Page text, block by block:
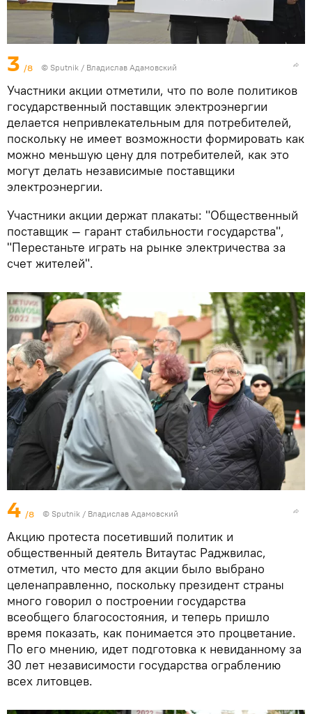
3 /8 © Sputnik / Владислав Адамовский
Участники акции отметили, что по воле политиков
государственный поставщик электроэнергии
делается непривлекательным для потребителей,
поскольку не имеет возможности формировать как
можно меньшую цену для потребителей, как это
могут делать независимые поставщики
электроэнергии.
Участники акции держат плакаты: "Общественный
поставщик — гарант стабильности государства",
"Перестаньте играть на рынке электричества за
счет жителей".
4 /8 © Sputnik / Владислав Адамовский
Акцию протеста посетивший политик и
общественный деятель Витаутас Раджвилас,
отметил, что место для акции было выбрано
целенаправленно, поскольку президент страны
много говорил о построении государства
всеобщего благосостояния, и теперь пришло
время показать, как понимается это процветание.
По его мнению, идет подготовка к невиданному за
30 лет независимости государства ограблению
всех литовцев.